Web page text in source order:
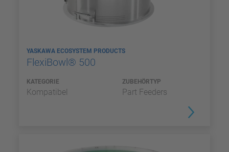
YASKAWA ECOSYSTEM PRODUCTS
FlexiBowl® 500
KATEGORIE
Kompatibel
ZUBEHÖRTYP
Part Feeders